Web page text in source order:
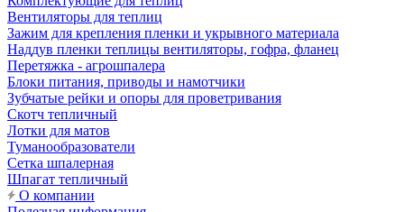
Вентиляторы для теплиц
Зажим для крепления пленки и укрывного материала
Наддув пленки теплицы вентиляторы, гофра, фланец
Перетяжка - агрошпалера
Блоки питания, приводы и намотчики
Зубчатые рейки и опоры для проветривания
Скотч тепличный
Лотки для матов
Туманообразователи
Сетка шпалерная
Шпагат тепличный
О компании